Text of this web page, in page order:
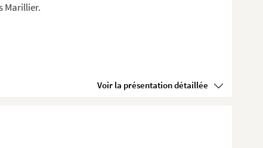
Marillier.
Voir la présentation détaillée